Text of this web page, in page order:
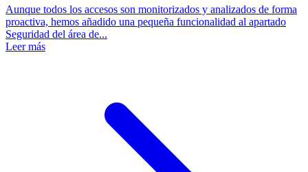
Aunque todos los accesos son monitorizados y analizados de forma
proactiva, hemos añadido una pequeña funcionalidad al apartado
Seguridad del área de...
Leer más